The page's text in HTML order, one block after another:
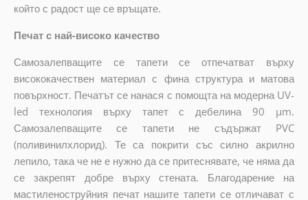
който с радост ще се връщате.
Печат с най-високо качество
Самозалепващите се тапети се отпечатват върху
висококачествен материал с фина структура и матова
повърхност. Печатът се нанася с помощта на модерна UV-
led технология върху тапет с дебелина 90 µm.
Самозалепващите се тапети не съдържат PVC
(поливинилхлорид). Те са покрити със силно акрилно
лепило, така че не е нужно да се притеснявате, че няма да
се закрепят добре върху стената. Благодарение на
мастиленоструйния печат нашите тапети се отличават с